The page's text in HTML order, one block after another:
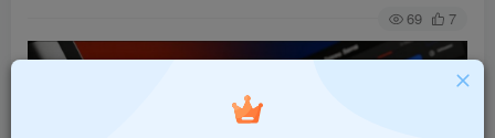
69 7